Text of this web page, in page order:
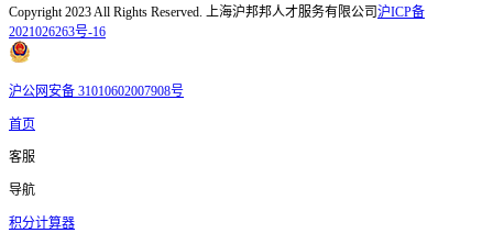
Copyright 2023 All Rights Reserved. 上海沪邦邦人才服务有限公司 沪ICP备
2021026263号-16
沪公网安备 31010602007908号
首页
客服
导航
积分计算器